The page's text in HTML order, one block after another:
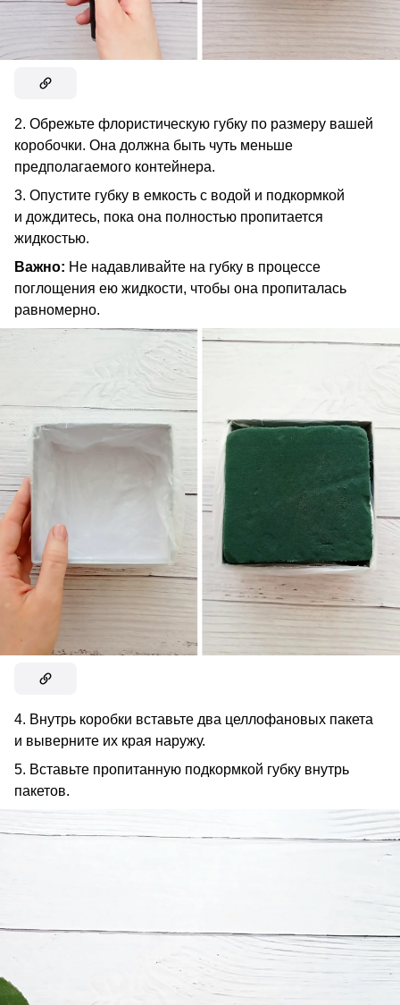
2. Обрежьте флористическую губку по размеру вашей
коробочки. Она должна быть чуть меньше
предполагаемого контейнера.
3. Опустите губку в емкость с водой и подкормкой
и дождитесь, пока она полностью пропитается
жидкостью.
Важно: Не надавливайте на губку в процессе
поглощения ею жидкости, чтобы она пропиталась
равномерно.
4. Внутрь коробки вставьте два целлофановых пакета
и выверните их края наружу.
5. Вставьте пропитанную подкормкой губку внутрь
пакетов.